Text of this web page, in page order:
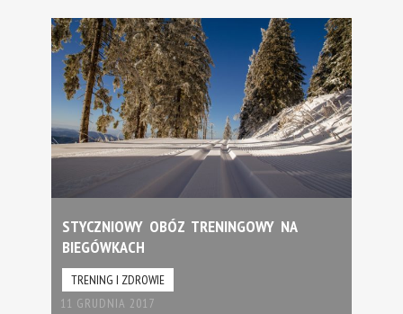
STYCZNIOWY OBÓZ TRENINGOWY NA
BIEGÓWKACH
TRENING I ZDROWIE
11 GRUDNIA 2017